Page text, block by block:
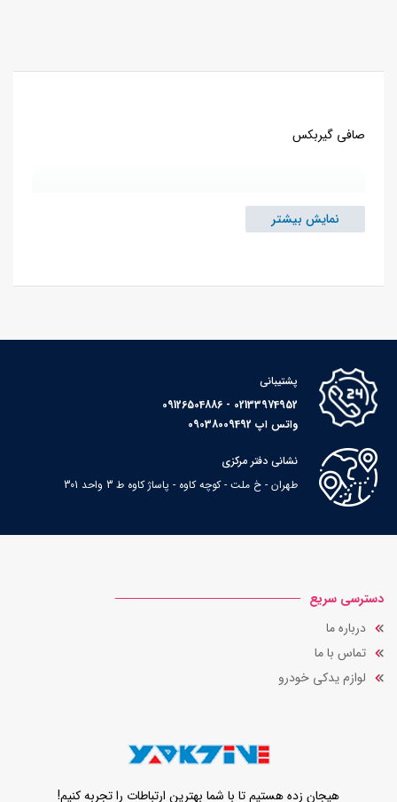
صافی گیربکس
نمایش بیشتر
پشتیبانی
02133974952 - 09126504886
واتس اپ 09038009492
نشانی دفتر مرکزی
طهران - خ ملت - کوچه کاوه - پاساژ کاوه ط 3 واحد 301
دسترسی سریع
درباره ما
تماس با ما
لوازم یدکی خودرو
هیجان زده هستیم تا با شما بهترین ارتباطات را تجربه کنیم!